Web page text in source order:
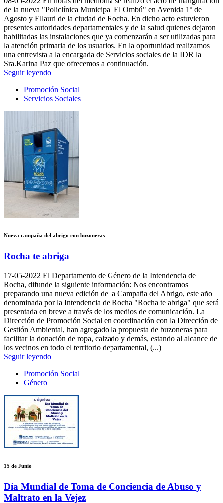
de la nueva "Policlínica Municipal El Ombú" en Avenida 1º de
Agosto y Ellauri de la ciudad de Rocha. En dicho acto estuvieron
presentes autoridades departamentales y de la salud quienes dejaron
habilitadas las instalaciones que ya comenzarán a ser utilizadas para
la atención primaria de los usuarios. En la oportunidad realizamos
una entrevista a la encargada de Servicios sociales de la IDR la
Sra.Karina Paz que ofrecemos a continuación.
Seguir leyendo
Promoción Social
Servicios Sociales
Nueva campaña del abrigo con buzoneras
Rocha te abriga
17-05-2022 El Departamento de Género de la Intendencia de
Rocha, difunde la siguiente información: Nos encontramos
preparando una nueva edición de la Campaña del Abrigo, este año
denominada por la Intendencia de Rocha "Rocha te abriga" que será
presentada en breve a través de los medios de comunicación. La
Dirección de Promoción Social en coordinación con la Dirección de
Gestión Ambiental, han agregado la propuesta de buzoneras para
facilitar la donación de ropa, calzado y demás, estando al alcance de
los vecinos en todo el territorio departamental, (...)
Seguir leyendo
Promoción Social
Género
15 de Junio
Día Mundial de Toma de Conciencia de Abuso y
Maltrato en la Vejez